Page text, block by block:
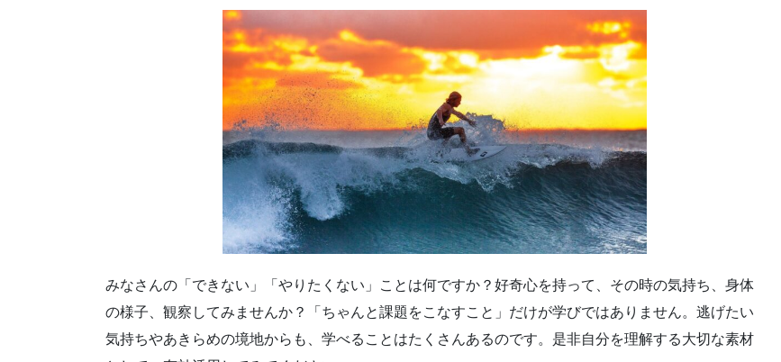
みなさんの「できない」「やりたくない」ことは何ですか？好奇心を持って、その時の気持ち、身体
の様子、観察してみませんか？「ちゃんと課題をこなすこと」だけが学びではありません。逃げたい
気持ちやあきらめの境地からも、学べることはたくさんあるのです。是非自分を理解する大切な素材